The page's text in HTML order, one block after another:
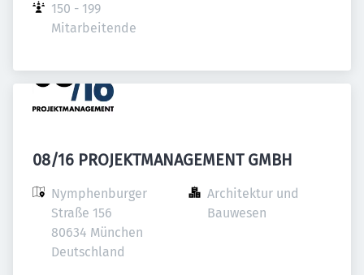
150 - 199
Mitarbeitende
08/16 PROJEKTMANAGEMENT GMBH
Nymphenburger
Straße 156
80634 München
Deutschland
Architektur und
Bauwesen